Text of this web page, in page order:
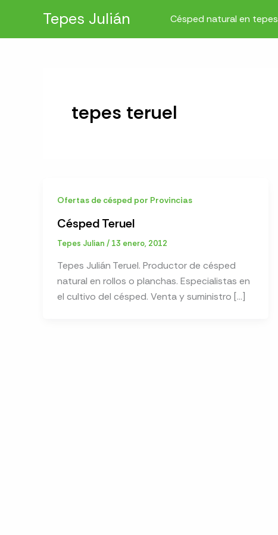
contenido
Tepes Julián Césped natural en tepes
tepes teruel
Ofertas de césped por Provincias
Césped Teruel
Tepes Julian / 13 enero, 2012
Tepes Julián Teruel. Productor de césped
natural en rollos o planchas. Especialistas en
el cultivo del césped. Venta y suministro […]